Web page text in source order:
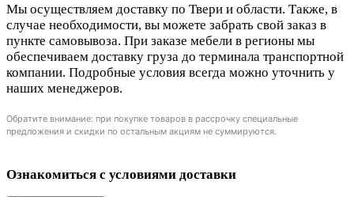
Мы осуществляем доставку по Твери и области. Также, в
случае необходимости, вы можете забрать свой заказ в
пункте самовывоза. При заказе мебели в регионы мы
обеспечиваем доставку груза до терминала транспортной
компании. Подробные условия всегда можно уточнить у
наших менеджеров.
Обратите внимание: при покупке товаров в рассрочку специальные
предложения и скидки по остальным акциям не суммируются.
Ознакомиться с условиями доставки